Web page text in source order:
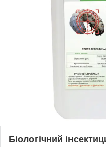
Біологічний